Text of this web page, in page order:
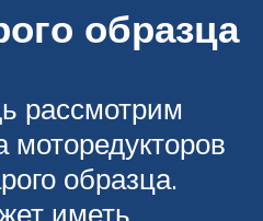
образца
рассмотрим
образца.
иметь